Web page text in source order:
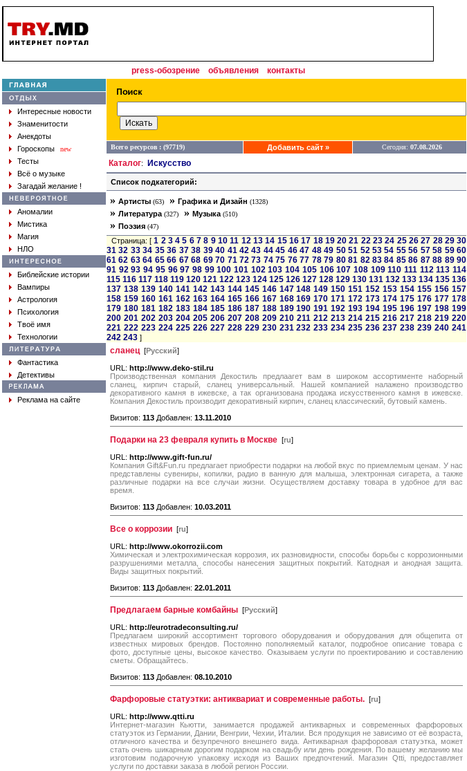
press-обозрение объявления контакты
Интересные новости
Знаменитости
Анекдоты
Гороскопы
new
Тесты
Всё о музыке
Загадай желание !
Аномалии
Мистика
Магия
НЛО
Библейские истории
Вампиры
Астрология
Психология
Твоё имя
Технологии
Фантастика
Детективы
Реклама на сайте
Всего ресурсов : (97719) Добавить сайт » Сегодня: 07.08.2026
Каталог: Искусство
Список подкатегорий:
» Артисты (63) » Графика и Дизайн (1328)
» Литература (327) » Музыка (510)
» Поэзия (47)
Страница: [1 2 3 4 5 6 7 8 9 10 11 12 13 14 15 16 17 18 19 20 21 22 23 24 25 26 27 28 29 30
31 32 33 34 35 36 37 38 39 40 41 42 43 44 45 46 47 48 49 50 51 52 53 54 55 56 57 58 59 60
61 62 63 64 65 66 67 68 69 70 71 72 73 74 75 76 77 78 79 80 81 82 83 84 85 86 87 88 89 90
91 92 93 94 95 96 97 98 99 100 101 102 103 104 105 106 107 108 109 110 111 112 113 114
115 116 117 118 119 120 121 122 123 124 125 126 127 128 129 130 131 132 133 134 135 136
137 138 139 140 141 142 143 144 145 146 147 148 149 150 151 152 153 154 155 156 157
158 159 160 161 162 163 164 165 166 167 168 169 170 171 172 173 174 175 176 177 178
179 180 181 182 183 184 185 186 187 188 189 190 191 192 193 194 195 196 197 198 199
200 201 202 203 204 205 206 207 208 209 210 211 212 213 214 215 216 217 218 219 220
221 222 223 224 225 226 227 228 229 230 231 232 233 234 235 236 237 238 239 240 241
242 243 ]
сланец [Русский]
URL: http://www.deko-stil.ru
Производственная компания Декостиль предлаагет вам в широком ассортименте наборный
сланец, кирпич старый, сланец универсальный. Нашей компанией налажено производство
декоративного камня в ижевске, а так организована продажа искусственного камня в ижевске.
Компания Декостиль производит декоративный кирпич, сланец классический, бутовый камень.
Визитов: 113 Добавлен: 13.11.2010
Подарки на 23 февраля купить в Москве [ru]
URL: http://www.gift-fun.ru/
Компания Gift&Fun.ru предлагает приобрести подарки на любой вкус по приемлемым ценам. У нас
представлены сувениры, копилки, радио в ванную для малыша, электронная сигарета, а также
различные подарки на все случаи жизни. Осуществляем доставку товара в удобное для вас
время.
Визитов: 113 Добавлен: 10.03.2011
Все о коррозии [ru]
URL: http://www.okorrozii.com
Химическая и электрохимическая коррозия, их разновидности, способы борьбы с коррозионными
разрушениями металла, способы нанесения защитных покрытий. Катодная и анодная защита.
Виды защитных покрытий.
Визитов: 113 Добавлен: 22.01.2011
Предлагаем барные комбайны [Русский]
URL: http://eurotradeconsulting.ru/
Предлагаем широкий ассортимент торгового оборудования и оборудования для общепита от
известных мировых брендов. Постоянно пополняемый каталог, подробное описание товара с
фото, доступные цены, высокое качество. Оказываем услуги по проектированию и составлению
сметы. Обращайтесь.
Визитов: 113 Добавлен: 08.10.2010
Фарфоровые статуэтки: антиквариат и современные работы. [ru]
URL: http://www.qtti.ru
Интернет-магазин Кьютти, занимается продажей антикварных и современных фарфоровых
статуэток из Германии, Дании, Венгрии, Чехии, Италии. Вся продукция не зависимо от её возраста,
отличного качества и безупречного внешнего вида. Антикварная фарфоровая статуэтка, может
стать очень шикарным дорогим подарком на свадьбу или день рождения. По вашему желанию мы
изготовим подарочную упаковку исходя из Ваших предпочтений. Магазин Qtti, предоставляет
услуги по доставки заказа в любой регион России.